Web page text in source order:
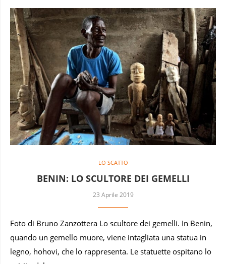
LO SCATTO
BENIN: LO SCULTORE DEI GEMELLI
23 Aprile 2019
Foto di Bruno Zanzottera Lo scultore dei gemelli. In Benin,
quando un gemello muore, viene intagliata una statua in
legno, hohovi, che lo rappresenta. Le statuette ospitano lo